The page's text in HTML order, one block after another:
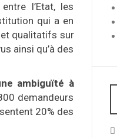
l’Etat, les
qui a en
qualitatifs sur
ainsi qu’à des
ambiguïté à
demandeurs
20% des